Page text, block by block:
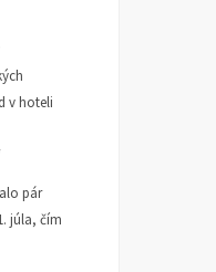
v hoteli
pár
júla, čím